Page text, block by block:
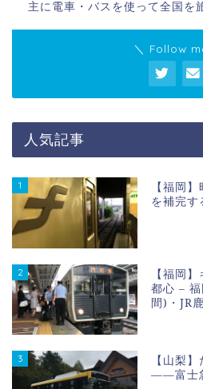
主に電車・バスを使って全国を
＼ Follow
人気記事
1
【福岡
を補完
2
【福岡
都心 –
間)・JR
3
【山梨
――富士